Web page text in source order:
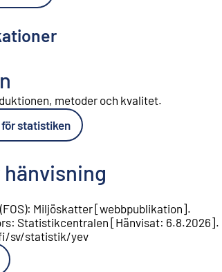
metoder och kvalitet.
statistiken
: Miljöskatter [webbpublikation].
: Statistikcentralen [Hänvisat: 6.8.2026].
sv/statistik/yev